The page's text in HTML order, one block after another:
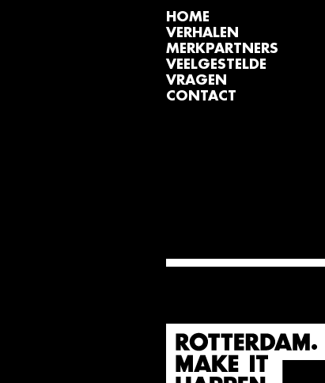
HOME
VERHALEN
MERKPARTNERS
VEELGESTELDE
VRAGEN
CONTACT